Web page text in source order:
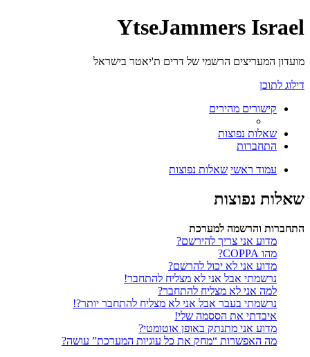
YtseJammers Israel
מועדון המעריצים הרשמי של דרים ת'יאטר בישראל
דילוג לתוכן
קישורים מהירים
שאלות נפוצות
התחברות
עמוד ראשי שאלות נפוצות
שאלות נפוצות
התחברות והרשמה למערכת
מדוע אני צריך להירשם?
מהו COPPA?
מדוע אני לא יכול להרשם?
נרשמתי אבל אני לא מצליח להתחבר!
למה אני לא מצליח להתחבר?
נרשמתי בעבר אבל אני לא מצליח להתחבר יותר?!
איבדתי את הססמה שלי!
מדוע אני מתנתק באופן אוטומטי?
מה האפשרות “מחק את כל עוגיות המערכת” עושה?